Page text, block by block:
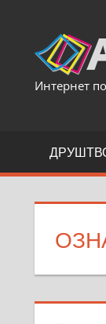
content
Интернет